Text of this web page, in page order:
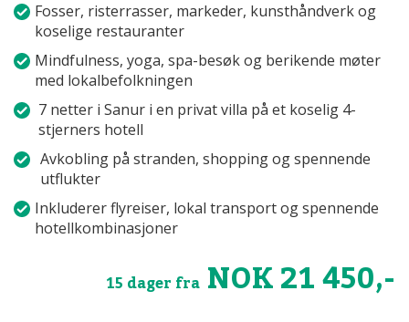
Fosser, risterrasser, markeder, kunsthåndverk og
koselige restauranter
Mindfulness, yoga, spa-besøk og berikende møter
med lokalbefolkningen
7 netter i Sanur i en privat villa på et koselig 4-
stjerners hotell
Avkobling på stranden, shopping og spennende
utflukter
Inkluderer flyreiser, lokal transport og spennende
hotellkombinasjoner
15 dager fra NOK 21 450,-